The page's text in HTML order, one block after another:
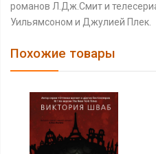
романов Л.Дж.Смит и
Уильямсоном и Джулией Плек.
Похожие товары